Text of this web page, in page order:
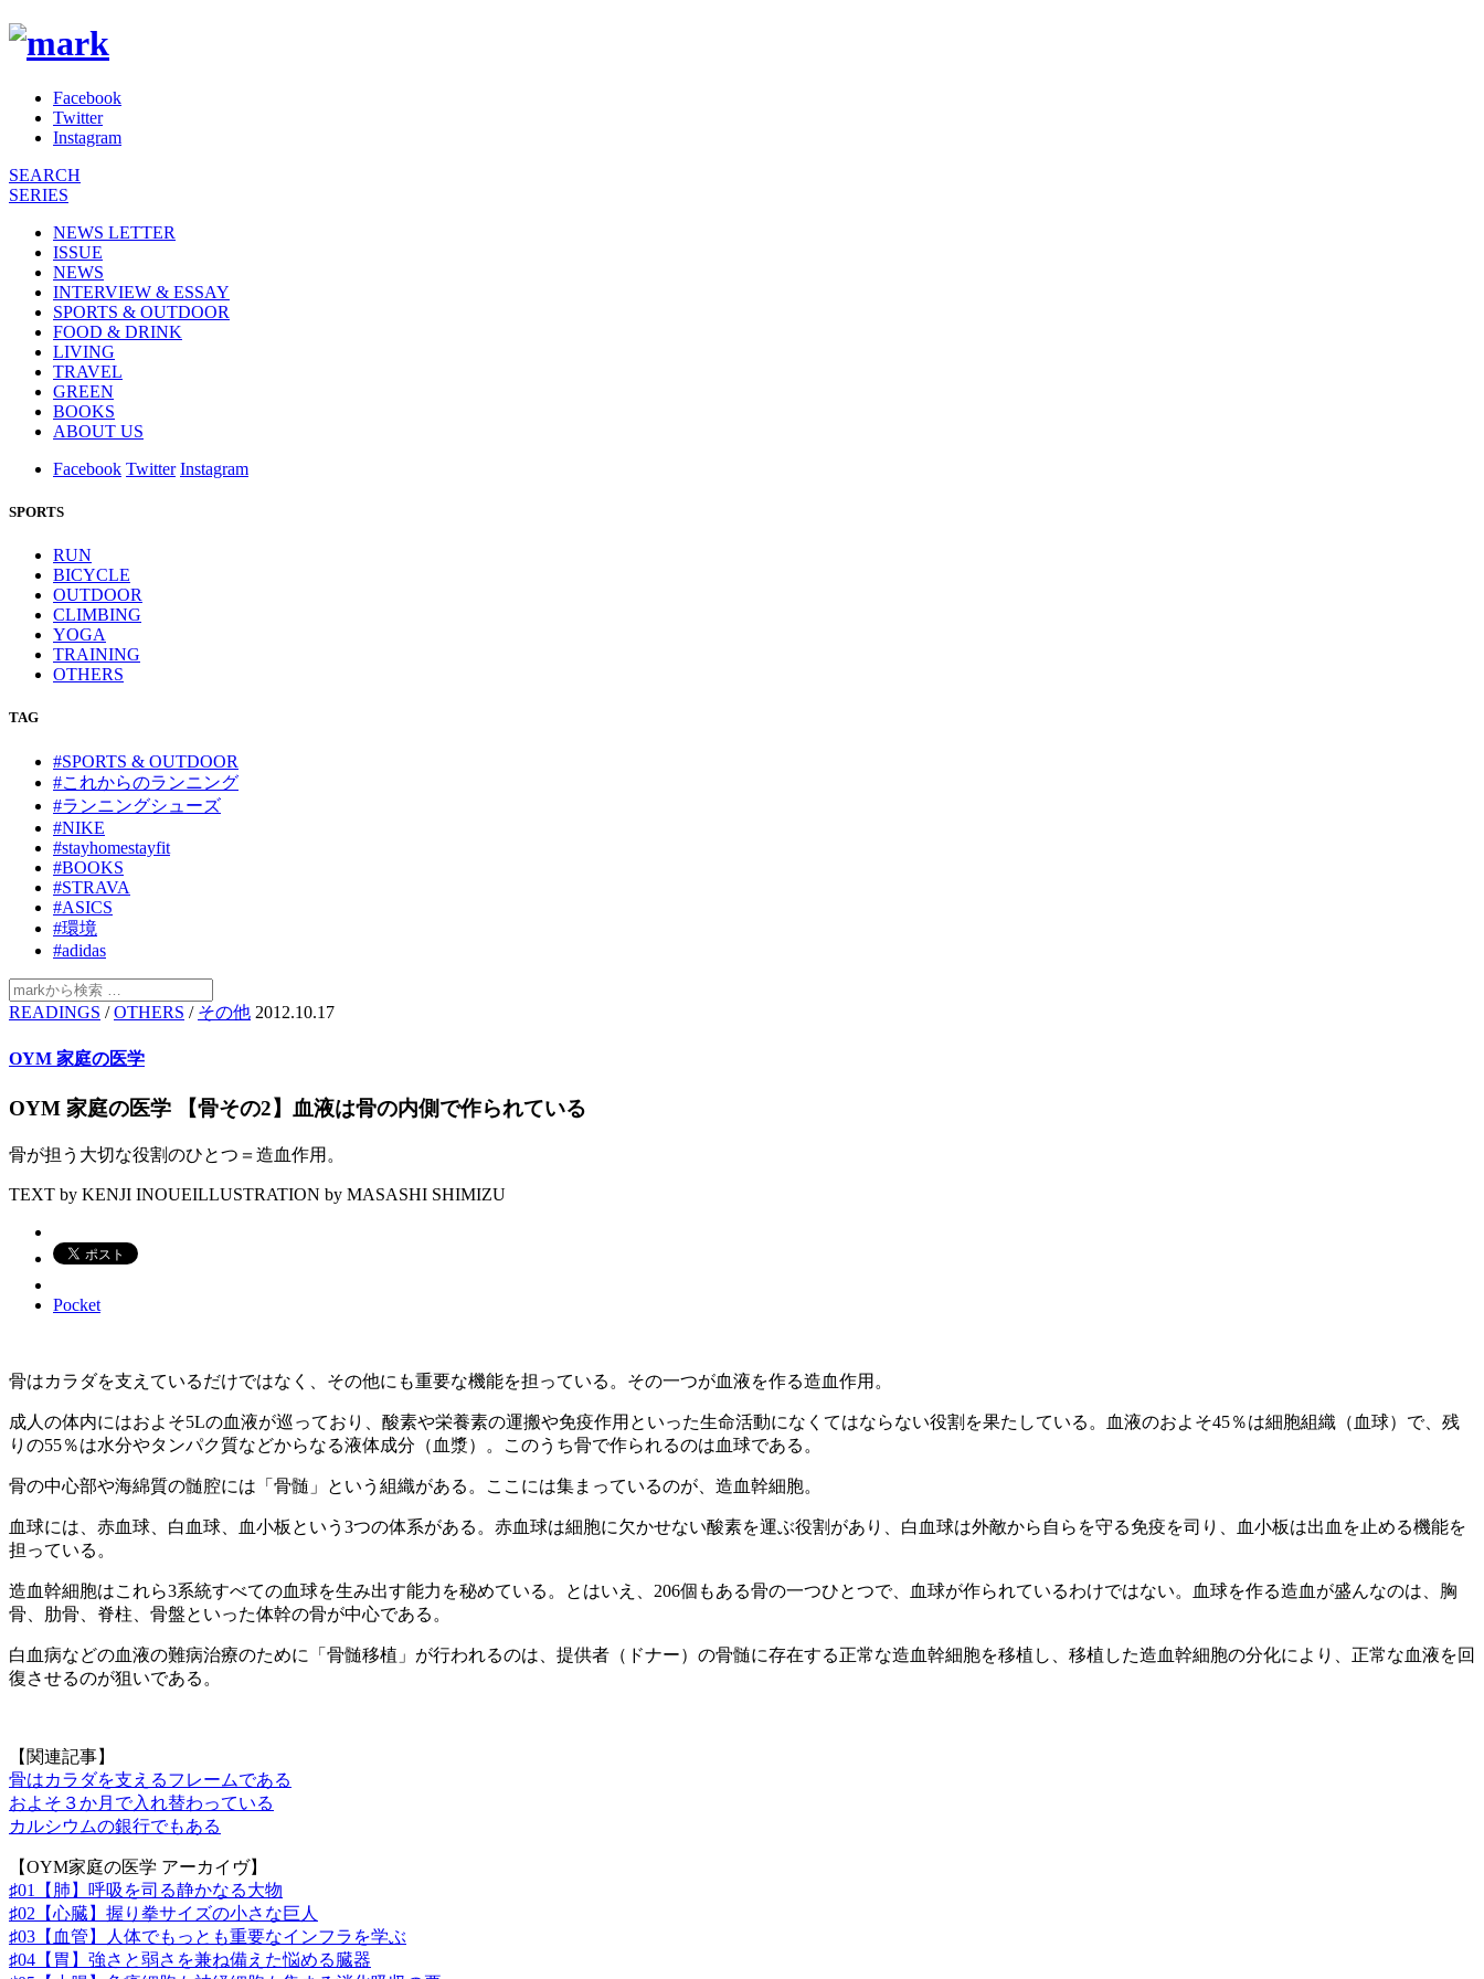
Facebook
Twitter
Instagram
SEARCH
SERIES
NEWS LETTER
ISSUE
NEWS
INTERVIEW & ESSAY
SPORTS & OUTDOOR
FOOD & DRINK
LIVING
TRAVEL
GREEN
BOOKS
ABOUT US
Facebook Twitter Instagram
SPORTS
RUN
BICYCLE
OUTDOOR
CLIMBING
YOGA
TRAINING
OTHERS
TAG
#SPORTS & OUTDOOR
#これからのランニング
#ランニングシューズ
#NIKE
#stayhomestayfit
#BOOKS
#STRAVA
#ASICS
#環境
#adidas
READINGS /OTHERS / その他 2012.10.17
OYM 家庭の医学
OYM 家庭の医学 【骨その2】血液は骨の内側で作られている
骨が担う大切な役割のひとつ＝造血作用。
TEXT by KENJI INOUEILLUSTRATION by MASASHI SHIMIZU
Pocket
骨はカラダを支えているだけではなく、その他にも重要な機能を担っている。その一つが血液を作る造血作用。
成人の体内にはおよそ5Lの血液が巡っており、酸素や栄養素の運搬や免疫作用といった生命活動になくてはならない役割を果たしている。血液のおよそ45％は細胞組織（血球）で、残
りの55％は水分やタンパク質などからなる液体成分（血漿）。このうち骨で作られるのは血球である。
骨の中心部や海綿質の髄腔には「骨髄」という組織がある。ここには集まっているのが、造血幹細胞。
血球には、赤血球、白血球、血小板という3つの体系がある。赤血球は細胞に欠かせない酸素を運ぶ役割があり、白血球は外敵から自らを守る免疫を司り、血小板は出血を止める機能を
担っている。
造血幹細胞はこれら3系統すべての血球を生み出す能力を秘めている。とはいえ、206個もある骨の一つひとつで、血球が作られているわけではない。血球を作る造血が盛んなのは、胸
骨、肋骨、脊柱、骨盤といった体幹の骨が中心である。
白血病などの血液の難病治療のために「骨髄移植」が行われるのは、提供者（ドナー）の骨髄に存在する正常な造血幹細胞を移植し、移植した造血幹細胞の分化により、正常な血液を回
復させるのが狙いである。
【関連記事】
骨はカラダを支えるフレームである
およそ３か月で入れ替わっている
カルシウムの銀行でもある
【OYM家庭の医学 アーカイヴ】
♯01【肺】呼吸を司る静かなる大物
♯02【心臓】握り拳サイズの小さな巨人
♯03【血管】人体でもっとも重要なインフラを学ぶ
♯04【胃】強さと弱さを兼ね備えた悩める臓器